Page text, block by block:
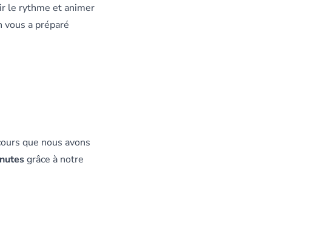
le rythme et animer
vous a préparé
que nous avons
grâce à notre